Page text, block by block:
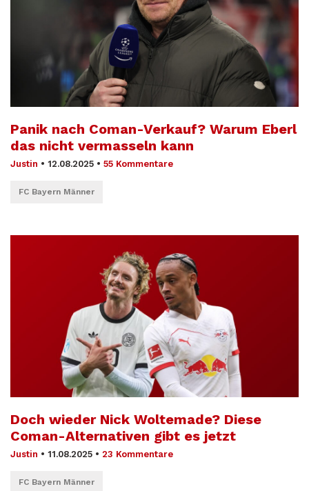
Panik nach Coman-Verkauf? Warum Eberl
das nicht vermasseln kann
Justin • 12.08.2025 • 55 Kommentare
FC Bayern Männer
Doch wieder Nick Woltemade? Diese
Coman-Alternativen gibt es jetzt
Justin • 11.08.2025 • 23 Kommentare
FC Bayern Männer